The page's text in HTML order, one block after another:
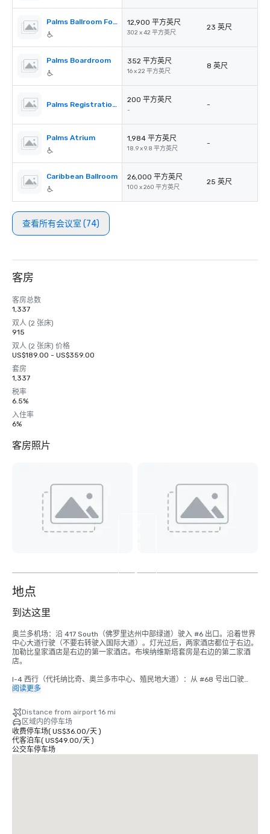
Palms Ballroom Foyer 12,900 平方英尺
302 x 42 平方英尺
23 英尺
Palms Boardroom 352 平方英尺
16 x 22 平方英尺
8 英尺
Palms Registration Desk
200 平方英尺
-
-
Palms Atrium 1,984 平方英尺
18.9 x 9.8 平方英尺
-
Caribbean Ballroom 26,000 平方英尺
100 x 260 平方英尺
25 英尺
查看所有会议室 (74)
客房
客房总数
1,337
双人 (2 张床)
915
双人 (2 张床) 价格
US$189.00 - US$359.00
套房
1,337
税率
6.5%
入住率
6%
客房照片
5
地点
到达这里
奥兰多机场：沿 417 South（佛罗里达州中部绿道）驶入 #6 出口。沿着世界
中心大道行驶（不要右转驶入国际大道）。灯光过后，两家酒店都位于右边。
加勒比皇家酒店是右边的第一家酒店。布埃纳维斯塔套房是右边的第二家酒
店。
I-4 西行（代托纳比奇、奥兰多市中心、殖民地大道）：从 #68 号出口驶
出，左转驶入 S.R. 535（阿波普卡/瓦恩兰路）。前往第 3 个灯并左转驶入世
I-4 东行（坦帕、克利尔沃特）：从 #67 号出口驶出。沿着右侧国际大道的路
标行驶。通过两个红绿灯。我们是继第二个红绿灯（535 号和世界中心大
道）之后左边的第二家酒店。
I-75（坦帕）：沿 I-75 到 I-4 东段。从 #67 号出口出来。沿着右侧国际大道
阅读更多
Distance from airport 16 mi
区域内的停车场
收费停车场( US$36.00/天)
代客泊车( US$49.00/天)
公交车停车场